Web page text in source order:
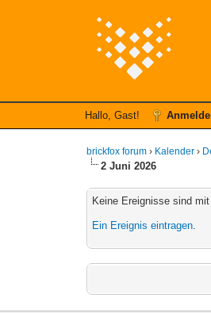
Hallo, Gast!
brickfox forum › Kalender ›
2 Juni 2026
Keine Ereignisse sind
Ein Ereignis eintragen.